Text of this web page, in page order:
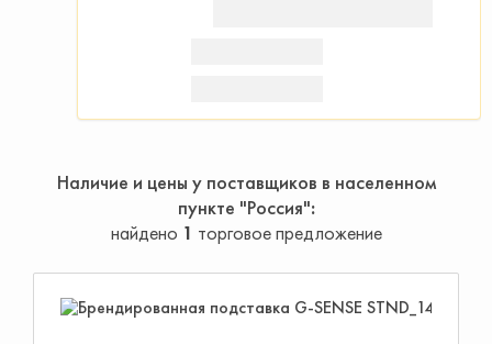
Наличие и цены у поставщиков в населенном
пункте "Россия"
найдено 1 торговое предложение